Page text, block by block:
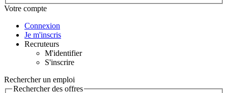
Votre compte
Connexion
Je m'inscris
Recruteurs
M'identifier
S'inscrire
Rechercher un emploi
Rechercher des offres